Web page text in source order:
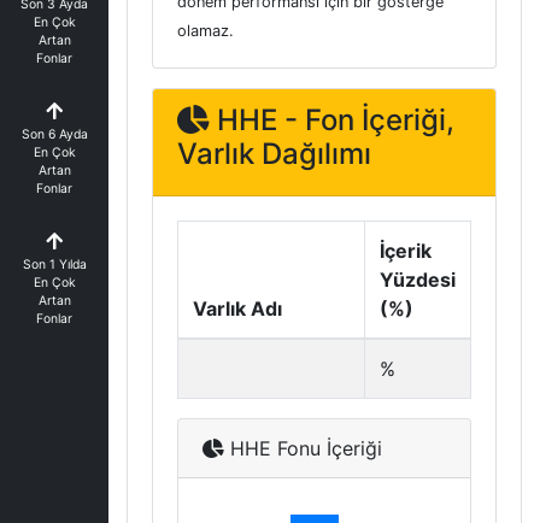
Son 3 Ayda
En Çok
Artan
Fonlar
Son 6 Ayda
En Çok
Artan
Fonlar
Son 1 Yılda
En Çok
Artan
Fonlar
olamaz.
HHE - Fon İçeriği,
Varlık Dağılımı
Varlık Adı
İçerik
Yüzdesi
(%)
%
HHE Fonu İçeriği